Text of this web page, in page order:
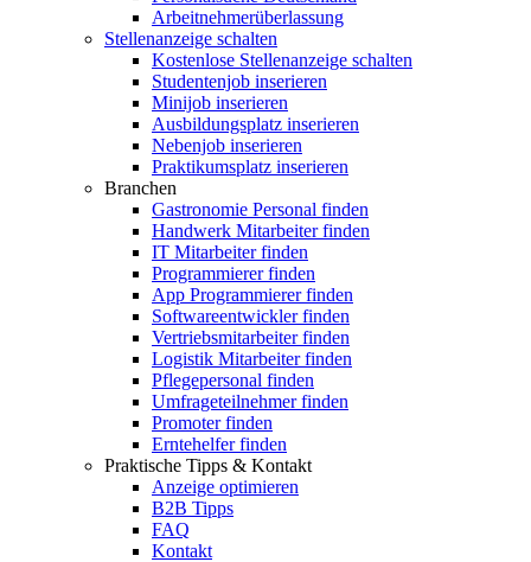
Arbeitnehmerüberlassung
Stellenanzeige schalten
Kostenlose Stellenanzeige schalten
Studentenjob inserieren
Minijob inserieren
Ausbildungsplatz inserieren
Nebenjob inserieren
Praktikumsplatz inserieren
Branchen
Gastronomie Personal finden
Handwerk Mitarbeiter finden
IT Mitarbeiter finden
Programmierer finden
App Programmierer finden
Softwareentwickler finden
Vertriebsmitarbeiter finden
Logistik Mitarbeiter finden
Pflegepersonal finden
Umfrageteilnehmer finden
Promoter finden
Erntehelfer finden
Praktische Tipps & Kontakt
Anzeige optimieren
B2B Tipps
FAQ
Kontakt